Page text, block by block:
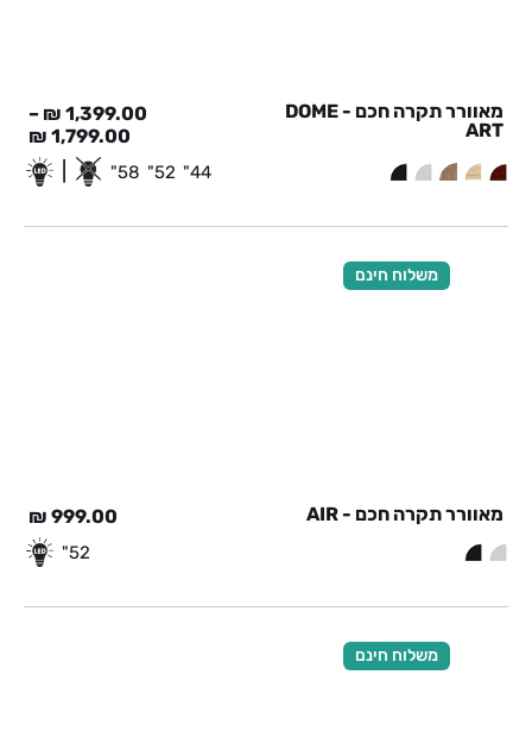
מאוורר תקרה חכם - DOME
ART
1,399.00
₪
–
1,799.00
₪
44"
52"
58"
משלוח חינם
מאוורר תקרה חכם - AIR 999.00
₪
52"
משלוח חינם